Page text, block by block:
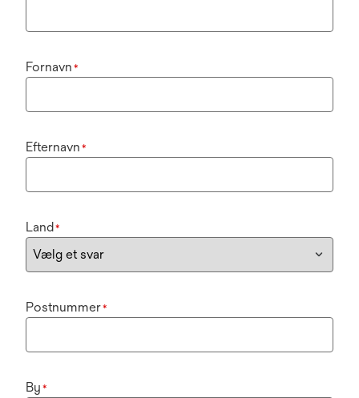
Fornavn *
Efternavn *
Land*
Postnummer*
By *